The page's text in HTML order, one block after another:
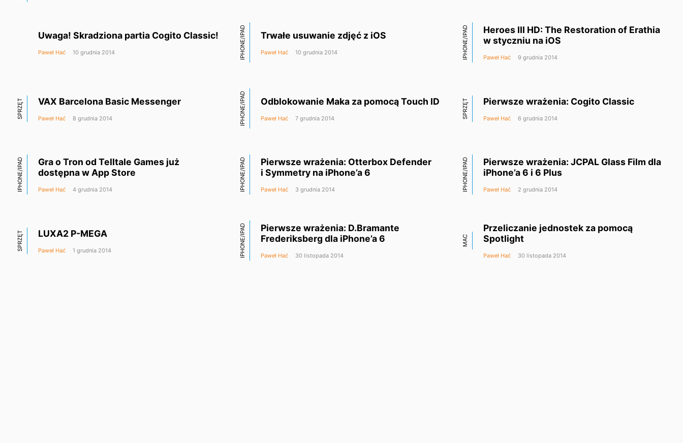
Uwaga! Skradziona partia Cogito Classic!
Paweł Hać 10 grudnia 2014 IPHONE/IPAD Trwałe usuwanie zdjęć z iOS
Paweł Hać 10 grudnia 2014 IPHONE/IPAD
Heroes III HD: The Restoration of Erathia
w styczniu na iOS
Paweł Hać 9 grudnia 2014
SPRZĘT VAX Barcelona Basic Messenger
Paweł Hać 8 grudnia 2014 IPHONE/IPAD Odblokowanie Maka za pomocą Touch ID
Paweł Hać 7 grudnia 2014 SPRZĘT Pierwsze wrażenia: Cogito Classic
Paweł Hać 6 grudnia 2014
IPHONE/IPAD
Gra o Tron od Telltale Games już
dostępna w App Store
Paweł Hać 4 grudnia 2014 IPHONE/IPAD
Pierwsze wrażenia: Otterbox Defender
i Symmetry na iPhone’a 6
Paweł Hać 3 grudnia 2014 IPHONE/IPAD
Pierwsze wrażenia: JCPAL Glass Film dla
iPhone’a 6 i 6 Plus
Paweł Hać 2 grudnia 2014
SPRZĘT LUXA2 P-MEGA
Paweł Hać 1 grudnia 2014 IPHONE/IPAD
Pierwsze wrażenia: D.Bramante
Frederiksberg dla iPhone’a 6
Paweł Hać 30 listopada 2014
MAC
Przeliczanie jednostek za pomocą
Spotlight
Paweł Hać 30 listopada 2014